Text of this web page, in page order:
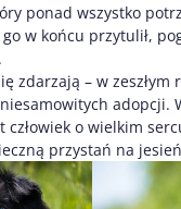
ponad wszystko
w końcu przytulił,
zdarzają – w zeszłym
adopcji.
człowiek o wielkim
przystań na